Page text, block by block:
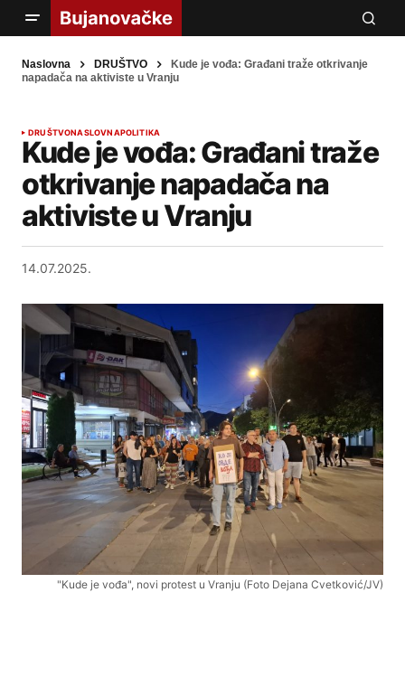
Naslovna DRUŠTVO
Kude je vođa: Građani traže otkrivanje
napadača na aktiviste u Vranju
DRUŠTVONASLOVNAPOLITIKA
Kude je vođa: Građani traže
otkrivanje napadača na
aktiviste u Vranju
14.07.2025.
"Kude je vođa", novi protest u Vranju (Foto Dejana Cvetković/JV)